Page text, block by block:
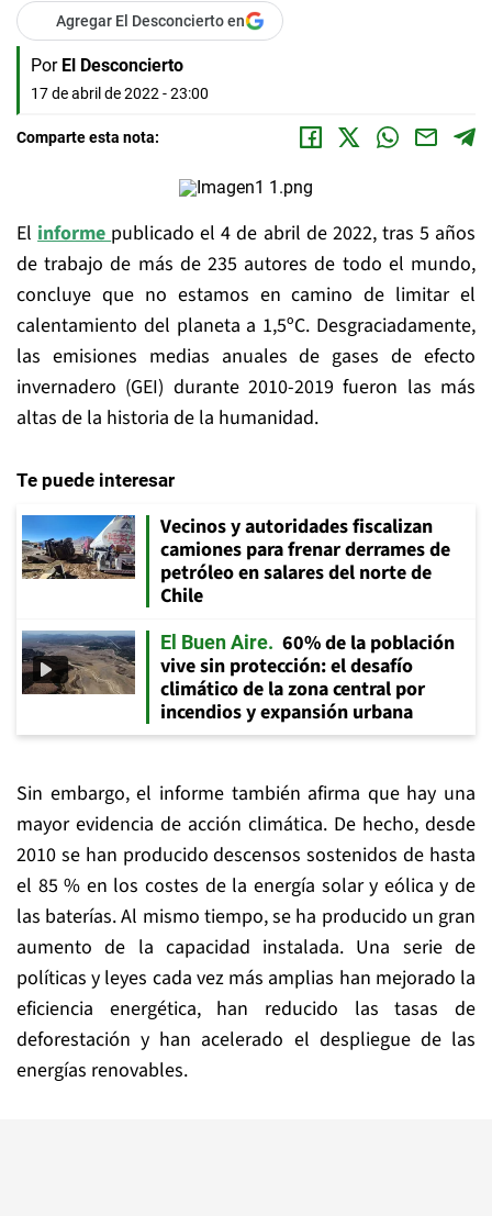
Agregar El Desconcierto en
Por El Desconcierto
17 de abril de 2022 - 23:00
Comparte esta nota:
Elinformepublicado el 4 de abril de 2022, tras 5 años
de trabajo de más de 235 autores de todo el mundo,
concluye que no estamos en camino de limitar el
calentamiento del planeta a 1,5ºC. Desgraciadamente,
las emisiones medias anuales de gases de efecto
invernadero (GEI) durante 2010-2019 fueron las más
altas de la historia de la humanidad.
Te puede interesar
Vecinos y autoridades fiscalizan
camiones para frenar derrames de
petróleo en salares del norte de
Chile
El Buen Aire
60% de la población
vive sin protección: el desafío
climático de la zona central por
incendios y expansión urbana
Sin embargo, el informe también afirma que hay una
mayor evidencia de acción climática. De hecho, desde
2010 se han producido descensos sostenidos de hasta
el 85 % en los costes de la energía solar y eólica y de
las baterías. Al mismo tiempo, se ha producido un gran
aumento de la capacidad instalada. Una serie de
políticas y leyes cada vez más amplias han mejorado la
eficiencia energética, han reducido las tasas de
deforestación y han acelerado el despliegue de las
energías renovables.